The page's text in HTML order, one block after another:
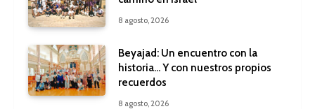
8 agosto, 2026
Beyajad: Un encuentro con la
historia… Y con nuestros propios
recuerdos
8 agosto, 2026